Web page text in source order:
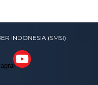
INDONESIA (SMSI)